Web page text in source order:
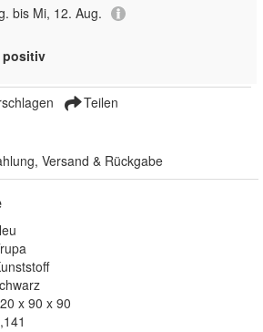
bis Mi, 12. Aug.
positiv
Teilen
Versand & Rückgabe
x 90 x 90